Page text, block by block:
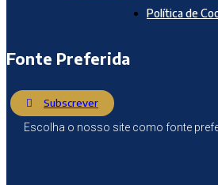
Política de
Fonte Preferida
Subscrever
Escolha o nosso site como fonte